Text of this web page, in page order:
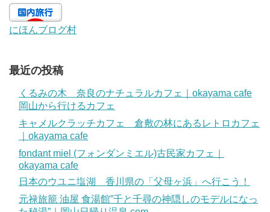
にほんブログ村
最近の投稿
くるみの木 奈良のナチュラルカフェ｜okayama cafe
岡山から行けるカフェ
キャメルクラッチカフェ 倉敷の林にあるレトロカフェ
｜okayama cafe
fondant miel (フォンダンミエル)古民家カフェ｜
okayama cafe
日本のウユニ塩湖 香川県の「父母ヶ浜」へ行こう！
元禄旅籠 油屋 食湯館”千と千尋の神隠しのモデルになっ